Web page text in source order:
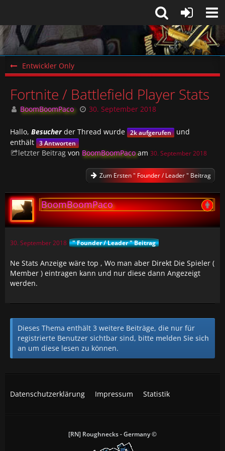
Entwickler Only
Fortnite / Battlefield Player Stats
BoomBoomPaco 30. September 2018
Hallo, Besucherder Thread wurde 2k aufgerufen
und
enthält 3 Antworten
letzter Beitrag von BoomBoomPacoam 30. September 2018
Zum Ersten " Founder / Leader " Beitrag
BoomBoomPaco
30. September 2018 " Founder / Leader " Beitrag
Ne Stats Anzeige wäre top , Wo man aber Direkt Die Spieler (
Member ) eintragen kann und nur diese dann Angezeigt
werden.
Dieses Thema enthält 3 weitere Beiträge, die nur für
registrierte Benutzer sichtbar sind, bitte melden Sie sich
an um diese lesen zu können.
Datenschutzerklärung Impressum Statistik
[RN] Roughnecks - Germany ©